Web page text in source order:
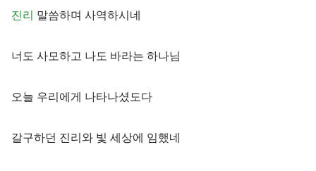
진리 말씀하며 사역하시네
너도 사모하고 나도 바라는 하나님
오늘 우리에게 나타나셨도다
갈구하던 진리와 빛 세상에 임했네